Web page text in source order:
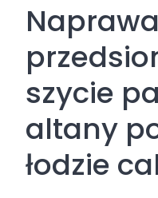
Naprawa
szycie
altany
łodzie